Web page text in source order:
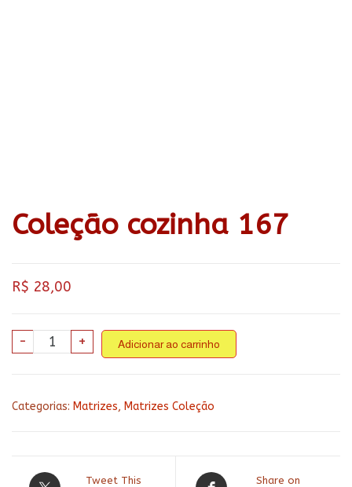
Coleção cozinha 167
R$ 28,00
-
Coleção
cozinha
+ Adicionar ao carrinho
Categorias: Matrizes, Matrizes Coleção
Tweet This
Share on